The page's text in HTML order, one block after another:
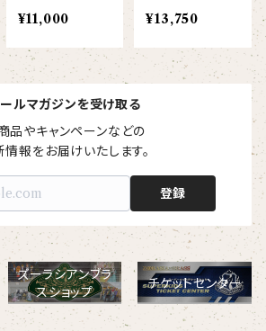
いセット（大人4
枚/両面プリン
ト）
¥11,000
いセット（大人5
枚/両面プリン
ト）
¥13,750
ルマガジンを受け取る
品やキャンペーンなどの
情報をお届けいたします。
登録
ズーラシアンブラ
スショップ
チケットセンター